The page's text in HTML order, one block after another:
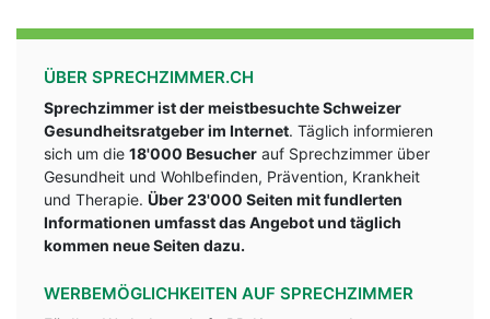
ÜBER SPRECHZIMMER.CH
Sprechzimmer ist der meistbesuchte Schweizer
Gesundheitsratgeber im Internet. Täglich informieren
sich um die 18'000 Besucher auf Sprechzimmer über
Gesundheit und Wohlbefinden, Prävention, Krankheit
und Therapie. Über 23'000 Seiten mit fundlerten
Informationen umfasst das Angebot und täglich
kommen neue Seiten dazu.
WERBEMÖGLICHKEITEN AUF SPRECHZIMMER